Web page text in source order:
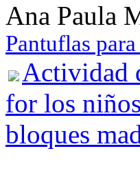
Ana Paula
Pantuflas
Actividad
for los
bloques